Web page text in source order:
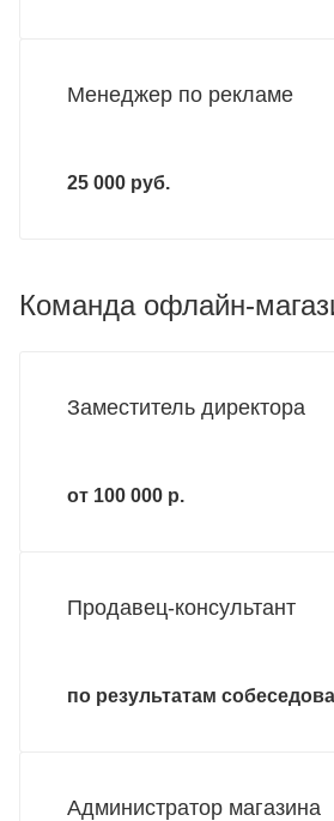
Менеджер по рекламе
25 000 руб.
Команда офлайн-
Заместитель директора
от 100 000 р.
Продавец-консультант
по результатам
Администратор магазина